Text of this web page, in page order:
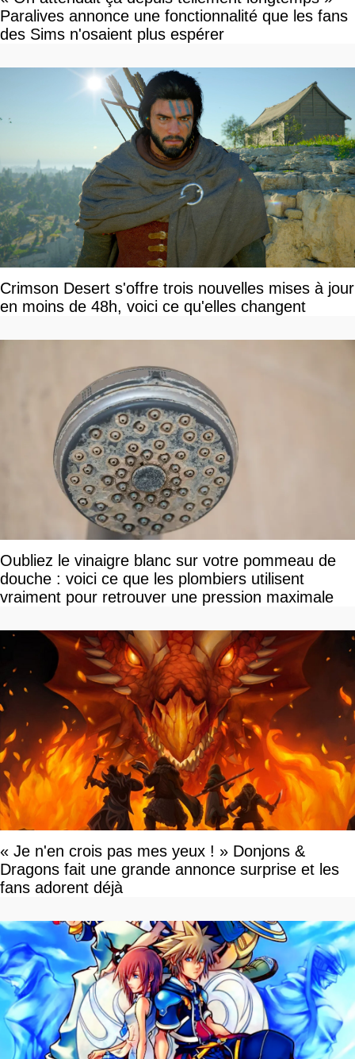
Paralives annonce une fonctionnalité que les fans
des Sims n'osaient plus espérer
Crimson Desert s'offre trois nouvelles mises à jour
en moins de 48h, voici ce qu'elles changent
Oubliez le vinaigre blanc sur votre pommeau de
douche : voici ce que les plombiers utilisent
vraiment pour retrouver une pression maximale
« Je n'en crois pas mes yeux ! » Donjons &
Dragons fait une grande annonce surprise et les
fans adorent déjà